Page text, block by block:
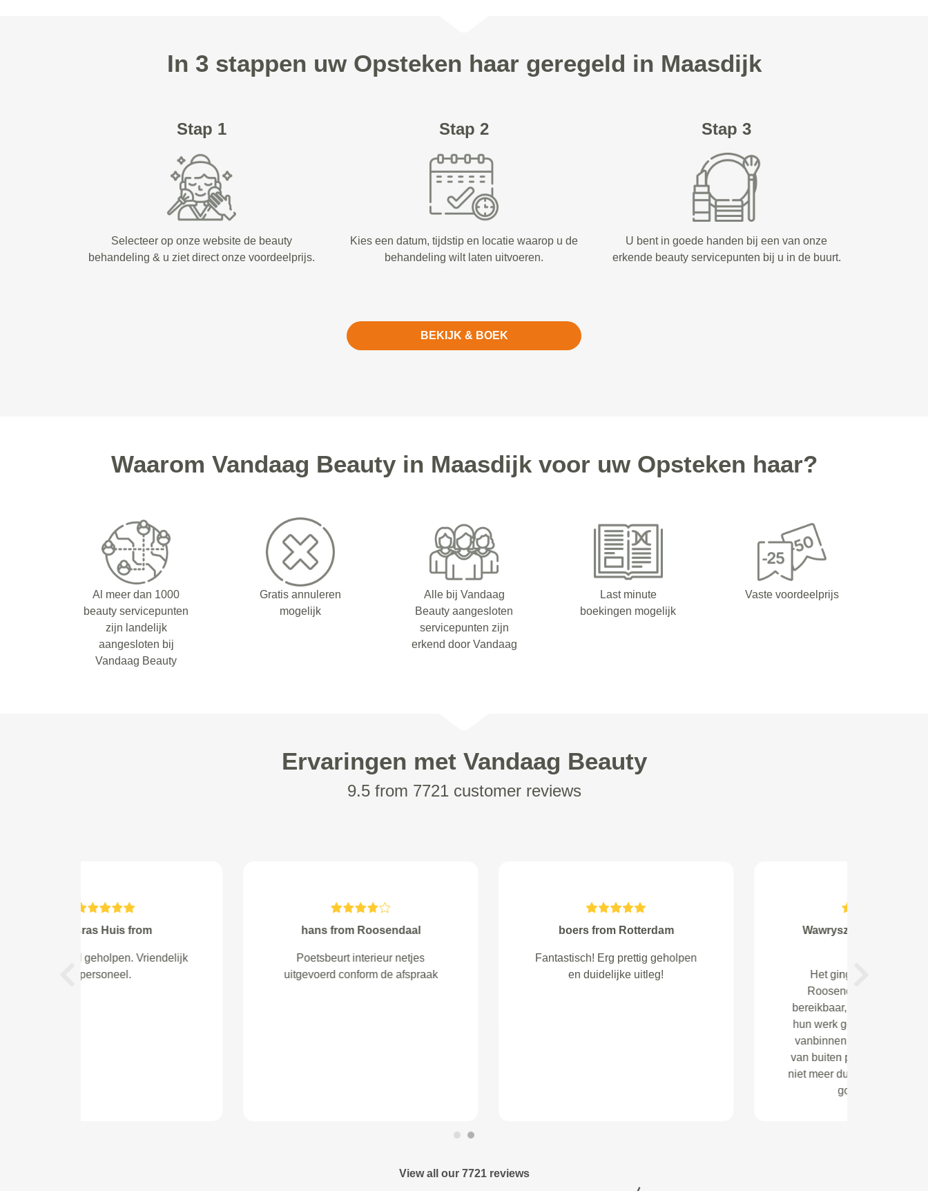
In 3 stappen uw Opsteken haar geregeld in Maasdijk
Stap 1
Selecteer op onze website de beauty
behandeling & u ziet direct onze voordeelprijs.
Stap 2
Kies een datum, tijdstip en locatie waarop u de
behandeling wilt laten uitvoeren.
Stap 3
U bent in goede handen bij een van onze
erkende beauty servicepunten bij u in de buurt.
BEKIJK & BOEK
Waarom Vandaag Beauty in Maasdijk voor uw Opsteken haar?
Al meer dan 1000
beauty servicepunten
zijn landelijk
aangesloten bij
Vandaag Beauty
Gratis annuleren
mogelijk
Alle bij Vandaag
Beauty aangesloten
servicepunten zijn
erkend door Vandaag
Last minute
boekingen mogelijk
Vaste voordeelprijs
Ervaringen met Vandaag Beauty
9.5 from 7721 customer reviews
boers from Rotterdam
Fantastisch! Erg prettig geholpen
Wawryszewicz Daniel from
Het ging prima, jongen in
de Joode from Hoorn
De auto is keurig verzorgd terug
gekomen. Het betreft niet een auto
WerkSaam te Hoorn. Graag dit
even aanpassen in het systeem
Previous
View all our 7721 reviews